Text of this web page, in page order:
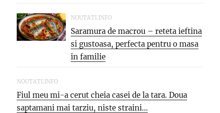
Meteorologii avertizează: vin...
NOUTATI.INFO
Saramura de macrou – reteta ieftina
si gustoasa, perfecta pentru o masa
in familie
NOUTATI.INFO
Fiul meu mi-a cerut cheia casei de la tara. Doua
saptamani mai tarziu, niste straini...